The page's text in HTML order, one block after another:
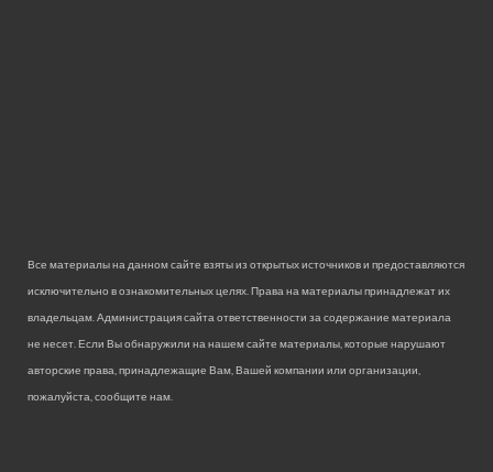
Все материалы на данном сайте взяты из открытых источников и предоставляются
исключительно в ознакомительных целях. Права на материалы принадлежат их
владельцам. Администрация сайта ответственности за содержание материала
не несет. Если Вы обнаружили на нашем сайте материалы, которые нарушают
авторские права, принадлежащие Вам, Вашей компании или организации,
пожалуйста, сообщите нам.